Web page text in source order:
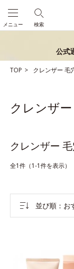
検索
メニュー
公式
TOP クレンザー 毛
クレンザ
クレンザー
全1件（1-1件を表示）
並び順 お